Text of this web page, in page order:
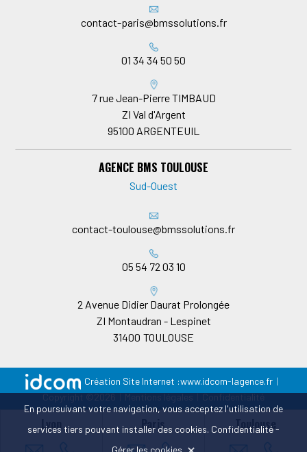
Lyon Paris Toulouse
contact-paris@bmssolutions.fr
01 34 34 50 50
7 rue Jean-Pierre TIMBAUD
ZI Val d'Argent
95100 ARGENTEUIL
AGENCE BMS TOULOUSE
Sud-Ouest
contact-toulouse@bmssolutions.fr
05 54 72 03 10
2 Avenue Didier Daurat Prolongée
ZI Montaudran - Lespinet
31400 TOULOUSE
Création Site Internet :www.idcom-lagence.fr |
Copyright ©2026 | Mentions légales | Confidentialité
En poursuivant votre navigation, vous acceptez l'utilisation de
services tiers pouvant installer des cookies. Confidentialité-
Gérer les cookies